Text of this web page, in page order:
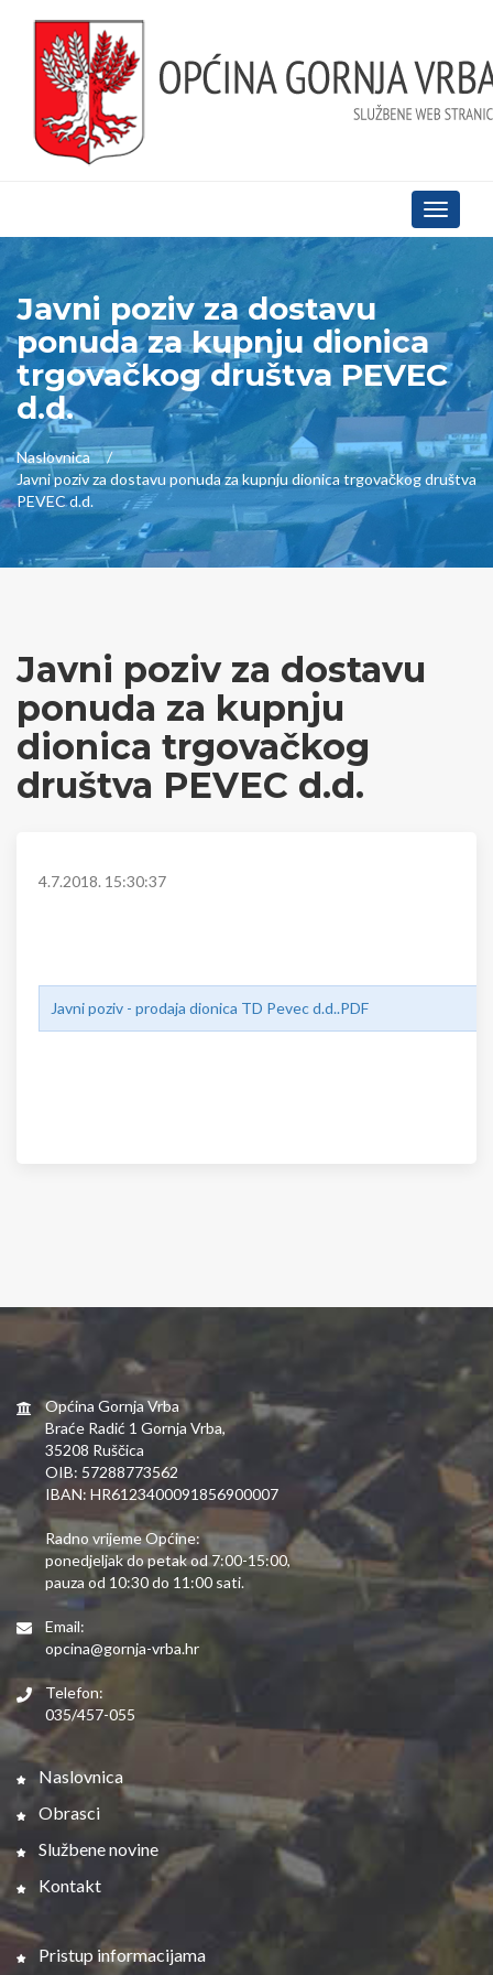
Toggle
Javni poziv za dostavu
ponuda za kupnju dionica
trgovačkog društva PEVEC
d.d.
Naslovnica
Javni poziv za dostavu ponuda za kupnju dionica trgovačkog društva
PEVEC d.d.
Javni poziv za dostavu
ponuda za kupnju
dionica trgovačkog
društva PEVEC d.d.
4.7.2018. 15:30:37
Javni poziv - prodaja dionica TD Pevec d.d..PDF
Općina Gornja Vrba
Braće Radić 1 Gornja Vrba,
35208 Ruščica
OIB: 57288773562
IBAN: HR6123400091856900007
Radno vrijeme Općine:
ponedjeljak do petak od 7:00-15:00,
pauza od 10:30 do 11:00 sati.
Email:
opcina@gornja-vrba.hr
Telefon:
035/457-055
Naslovnica
Obrasci
Službene novine
Kontakt
Pristup informacijama